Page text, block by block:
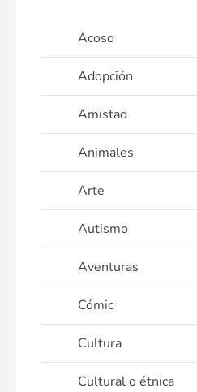
Acoso
Adopción
Amistad
Animales
Arte
Autismo
Aventuras
Cómic
Cultura
Cultural o étnica